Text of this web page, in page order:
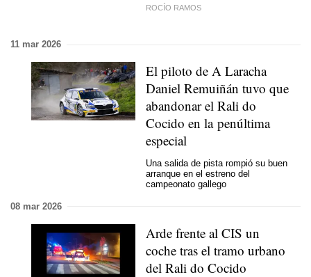
ROCÍO RAMOS
11 mar 2026
El piloto de A Laracha
Daniel Remuiñán tuvo que
abandonar el Rali do
Cocido en la penúltima
especial
Una salida de pista rompió su buen
arranque en el estreno del
campeonato gallego
08 mar 2026
Arde frente al CIS un
coche tras el tramo urbano
del Rali do Cocido